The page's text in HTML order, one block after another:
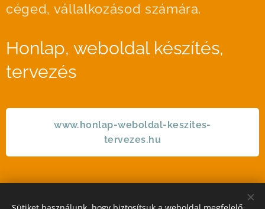
céged, vállalkozásod számára.
Honlap, weboldal készítés,
tervezés
www.honlap-weboldal-keszites-
tervezes.hu